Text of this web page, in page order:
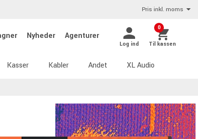
Pris inkl. moms
Nyheder Agenturer
Log ind
0
Til kassen
Kasser Kabler Andet XL Audio